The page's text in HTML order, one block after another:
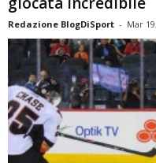
Redazione BlogDiSport - Mar